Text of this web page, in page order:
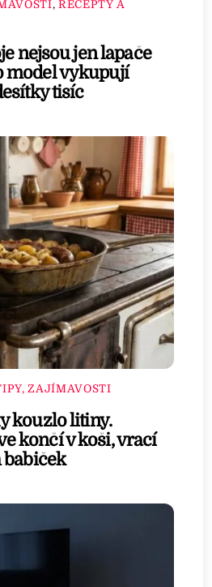
, RECEPTY A
nejsou jen lapače
model vykupují
tisíc
ZAJÍMAVOSTI
kouzlo litiny.
končí v koši, vrací
babiček